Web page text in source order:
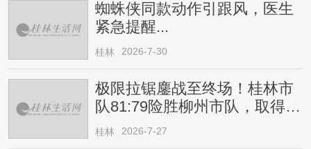
蜘蛛侠同款动作引跟风，医生
紧急提醒...
桂林 2026-7-30
极限拉锯鏖战至终场！桂林市
队81:79险胜柳州市队，取得四
连胜
桂林 2026-7-27